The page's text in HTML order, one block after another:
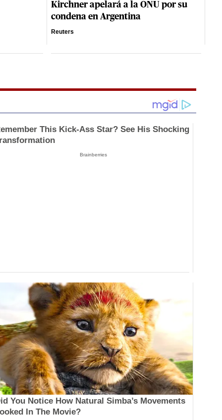
Kirchner apelará a la ONU por su
condena en Argentina
Reuters
This Kick-Ass Star? See His Shocking
Brainberries
You Notice How Natural Simba’s Movements
In The Movie?